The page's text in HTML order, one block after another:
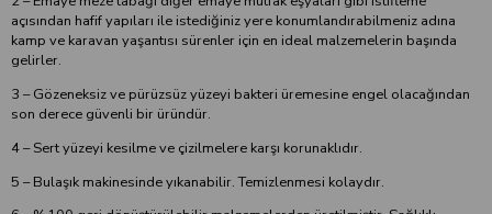
açısından hafif yapıları ile istediğiniz yere konumlandırabilmeniz adına
kamp ve karavan yaşantısı sürenler için en ideal malzemelerin başında
gelirler.
3 – Gözeneksiz ve pürüzsüz yüzeyi bakteri üremesine engel olacağından
son derece güvenli bir üründür.
4 – Sert yüzeyi kesilme ve çizilmelere karşı korunaklıdır.
5 – Bulaşık makinesinde yıkanabilir. Temizlenmesi kolaydır.